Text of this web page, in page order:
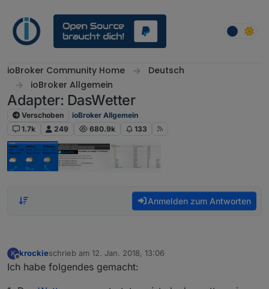
ioBroker Community Home
Deutsch
ioBroker Allgemein
Adapter: DasWetter
Verschoben
ioBroker Allgemein
1.7k
249 680.9k 133
Anmelden zum Antworten
K
Offline
krockieschrieb am 12. Jan. 2018, 13:06
zuletzt editiert von
Ich habe folgendes gemacht: